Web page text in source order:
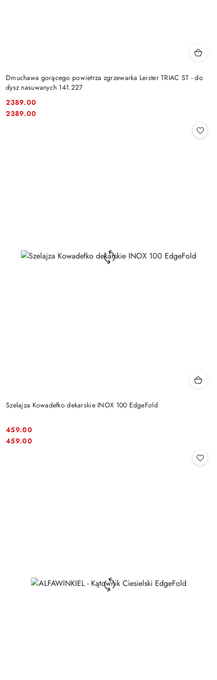
Dmuchawa gorącego powietrza zgrzewarka Leister TRIAC ST - do
dysz nasuwanych 141.227
Cena:
2389.00
Cena:
2389.00
Szelajza Kowadełko dekarskie INOX 100 EdgeFold
Cena:
459.00
Cena:
459.00